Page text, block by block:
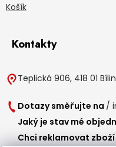
Košík
Kontakty
Teplická 906, 418 01
Dotazy směřujte na /
Jaký je stav mé
Chci reklamovat zboží